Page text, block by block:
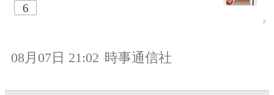
6
08月07日 21:02 時事通信社